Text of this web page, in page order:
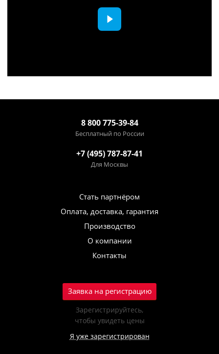
8 800 775-39-84
Бесплатный по России
+7 (495) 787-87-41
Для Москвы
Стать партнёром
Оплата, доставка, гарантия
Производство
О компании
Контакты
Заявка на регистрацию
Зарегистрируйтесь,
чтобы увидеть цены
Я уже зарегистрирован